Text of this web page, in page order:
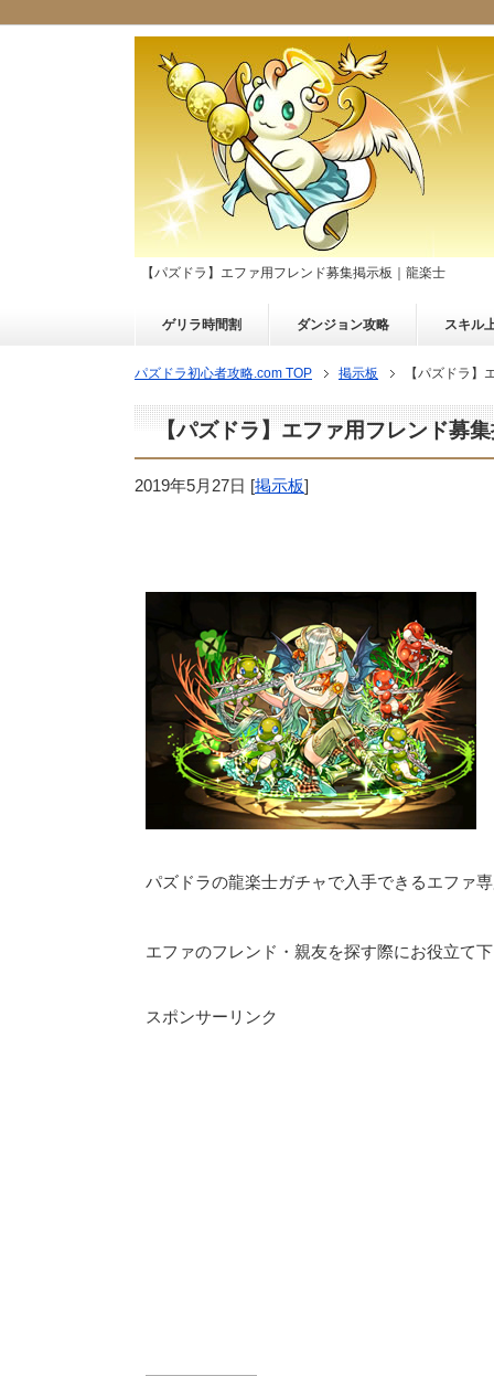
【パズドラ】エファ用フレンド募集掲示板｜龍楽士
ゲリラ時間割 ダンジョン攻略 スキル
パズドラ初心者攻略.com TOP 掲示板 【パズドラ】
【パズドラ】エファ用フレンド募
2019年5月27日 [掲示板]
パズドラの龍楽士ガチャで入手できるエファ
エファのフレンド・親友を探す際にお役立て下
スポンサーリンク